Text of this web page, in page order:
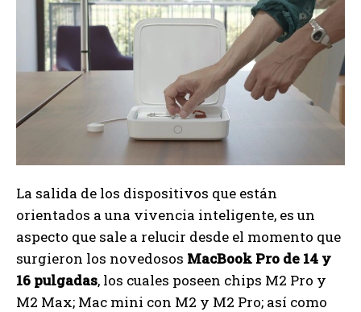
La salida de los dispositivos que están
orientados a una vivencia inteligente, es un
aspecto que sale a relucir desde el momento que
surgieron los novedosos MacBook Pro de 14 y
16 pulgadas, los cuales poseen chips M2 Pro y
M2 Max; Mac mini con M2 y M2 Pro; así como